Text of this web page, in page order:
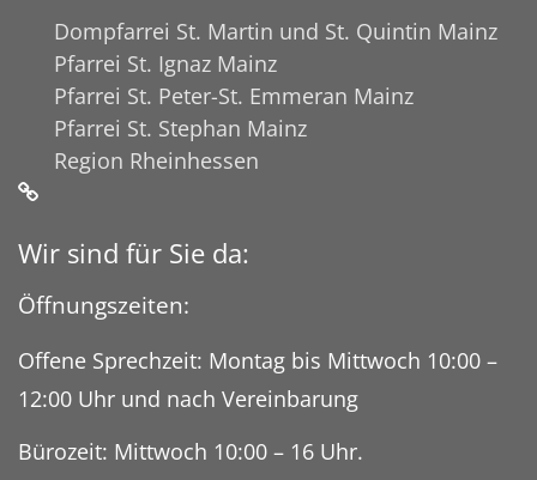
Dompfarrei St. Martin und St. Quintin Mainz
Pfarrei St. Ignaz Mainz
Pfarrei St. Peter-St. Emmeran Mainz
Pfarrei St. Stephan Mainz
Region Rheinhessen
Wir sind für Sie da:
Öffnungszeiten:
Offene Sprechzeit: Montag bis Mittwoch 10:00 –
12:00 Uhr und nach Vereinbarung
Bürozeit: Mittwoch 10:00 – 16 Uhr.